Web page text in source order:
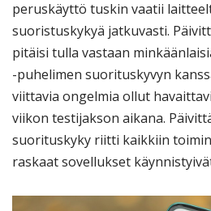
peruskäyttö tuskin vaatii
suoristuskykyä jatkuvasti.
pitäisi tulla vastaan
-puhelimen suorituskyvyn
viittavia ongelmia ollut
viikon testijakson aikana.
suorituskyky riitti kaikkiin
raskaat sovellukset